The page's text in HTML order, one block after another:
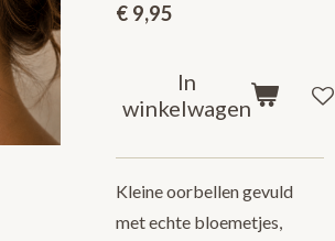
€ 9,95
In
winkelwagen
Kleine oorbellen gevuld
met echte bloemetjes,